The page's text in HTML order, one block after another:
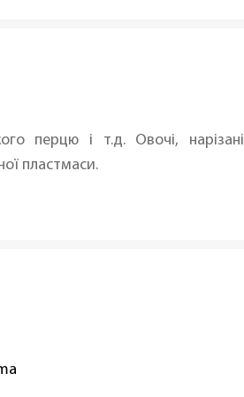
перцю і т.д. Овочі, нарізані
пластмаси.